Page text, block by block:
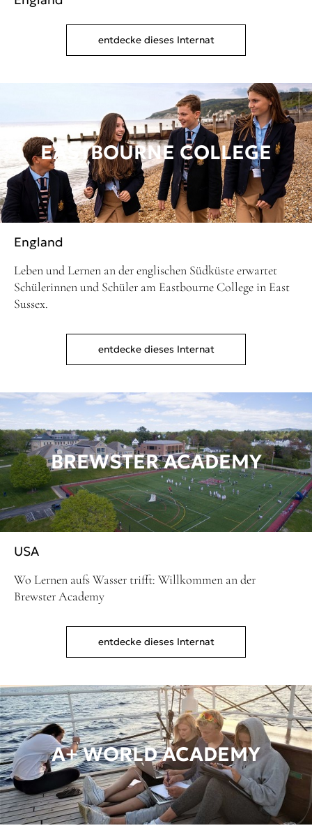
entdecke dieses Internat
EASTBOURNE COLLEGE
England
Leben und Lernen an der englischen Südküste erwartet
Schülerinnen und Schüler am Eastbourne College in East
Sussex.
entdecke dieses Internat
BREWSTER ACADEMY
USA
Wo Lernen aufs Wasser trifft: Willkommen an der
Brewster Academy
entdecke dieses Internat
A+ WORLD ACADEMY